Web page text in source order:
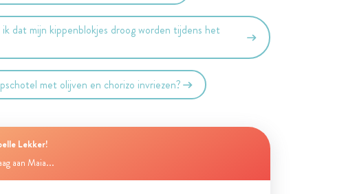
dat mijn kippenblokjes droog worden tijdens het
met olijven en chorizo invriezen?
Lekker!
aan Maia...